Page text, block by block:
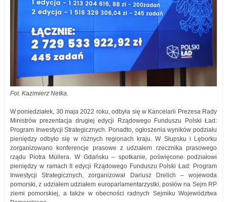
Fot. Kazimierz Netka.
W poniedziałek, 30 maja 2022 roku, odbyła się w Kancelarii Prezesa Rady
Ministrów prezentacja drugiej edycji Rządowego Funduszu Polski Ład:
Program Inwestycji Strategicznych. Ponadto, ogłoszenia wyników podziału
pieniędzy odbyło się w różnych regionach kraju. W Słupsku i Lęborku
zorganizowano konferencje prasowe z udziałem rzecznika prasowego
rządu Piotra Müllera. W Gdańsku – spotkanie, poświęcone podziałowi
pieniędzy w ramach II edycji Rządowego Funduszu Polski Ład: Program
Inwestycji Strategicznych, zorganizował Dariusz Drelich – wojewoda
pomorski, z udziałem udziałem europarlamentarzystki, posłów na Sejm RP
ziemi pomorskiej, a także w obecności radnych Sejmiku Województwa